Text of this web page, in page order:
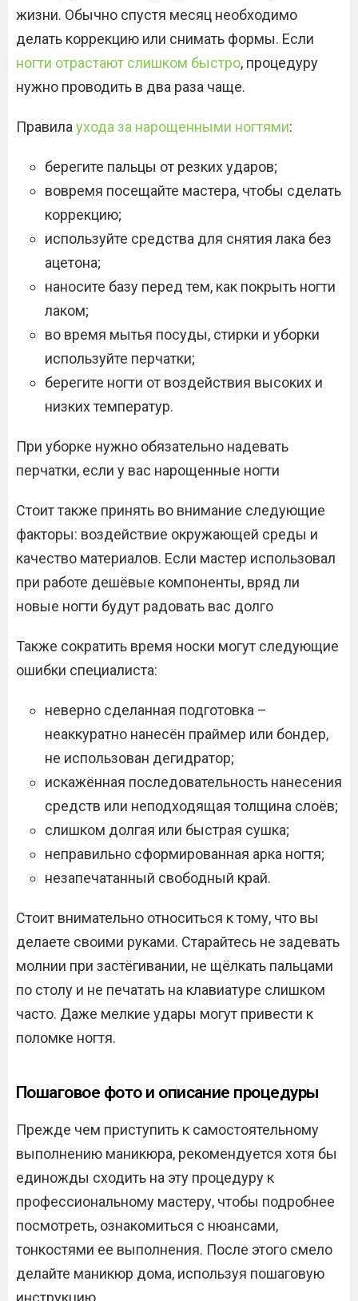
жизни. Обычно спустя месяц необходимо
делать коррекцию или снимать формы. Если
ногти отрастают слишком быстро, процедуру
нужно проводить в два раза чаще.
Правила ухода за нарощенными ногтями:
берегите пальцы от резких ударов;
вовремя посещайте мастера, чтобы сделать
коррекцию;
используйте средства для снятия лака без
ацетона;
наносите базу перед тем, как покрыть ногти
лаком;
во время мытья посуды, стирки и уборки
используйте перчатки;
берегите ногти от воздействия высоких и
низких температур.
При уборке нужно обязательно надевать
перчатки, если у вас нарощенные ногти
Стоит также принять во внимание следующие
факторы: воздействие окружающей среды и
качество материалов. Если мастер использовал
при работе дешёвые компоненты, вряд ли
новые ногти будут радовать вас долго
Также сократить время носки могут следующие
ошибки специалиста:
неверно сделанная подготовка –
неаккуратно нанесён праймер или бондер,
не использован дегидратор;
искажённая последовательность нанесения
средств или неподходящая толщина слоёв;
слишком долгая или быстрая сушка;
неправильно сформированная арка ногтя;
незапечатанный свободный край.
Cтоит внимательно относиться к тому, что вы
делаете своими руками. Старайтесь не задевать
молнии при застёгивании, не щёлкать пальцами
по столу и не печатать на клавиатуре слишком
часто. Даже мелкие удары могут привести к
поломке ногтя.
Пошаговое фото и описание процедуры
Прежде чем приступить к самостоятельному
выполнению маникюра, рекомендуется хотя бы
единожды сходить на эту процедуру к
профессиональному мастеру, чтобы подробнее
посмотреть, ознакомиться с нюансами,
тонкостями ее выполнения. После этого смело
делайте маникюр дома, используя пошаговую
инструкцию.